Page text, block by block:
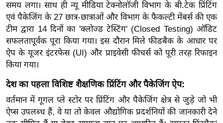
न्यू
ज
ब्री
फ
म
रं
ज
न
समय लगा। साथ ही न्यू मीडिया टेक्नोलॉजी विभाग के बी.टेक प्रिंटिंग
एवं पैकेजिंग के 27 छात्र-छात्राओं और विभाग के फैकल्टी मेंबर्स की एक
टीम द्वारा 14 दिनों का 'क्लोज्ड टेस्टिंग' (Closed Testing) ऑडिट
सफलतापूर्वक पूरा किया गया। इस दौरान मिले फीडबैक के आधार पर
ऐप के यूजर इंटरफेस (UI) और प्राइवेसी फीचर्स को पूरी तरह रिफाइन
किया गया।
देश का पहला विशिष्ट शैक्षणिक प्रिंटिंग और पैकेजिंग ऐप:
वर्तमान में गूगल प्ले स्टोर पर प्रिंटिंग और पैकेजिंग क्षेत्र से जुड़े जो भी
ऐप्स उपलब्ध हैं, वे या तो केवल औद्योगिक प्रदर्शनियों की जानकारी देने